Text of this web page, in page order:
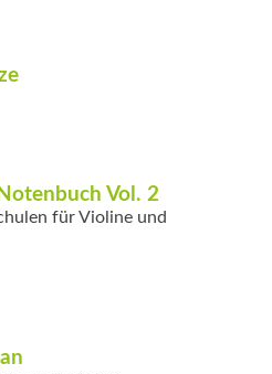
Vol. 2
für Violine und